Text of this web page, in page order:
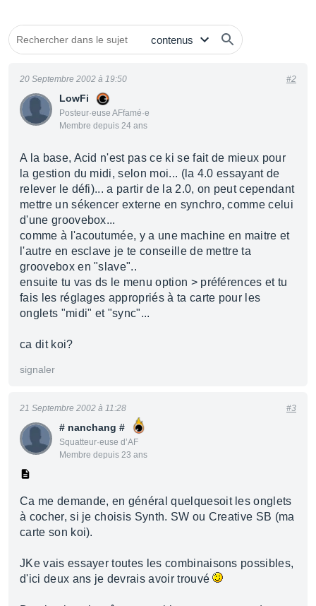
LowFi
Posteur·euse AFfamé·e
Membre depuis 24 ans
20 Septembre 2002 à 19:50 #2
A la base, Acid n'est pas ce ki se fait de mieux pour
la gestion du midi, selon moi... (la 4.0 essayant de
relever le défi)... a partir de la 2.0, on peut cependant
mettre un sékencer externe en synchro, comme celui
d'une groovebox...
comme à l'acoutumée, y a une machine en maitre et
l'autre en esclave je te conseille de mettre ta
groovebox en "slave"..
ensuite tu vas ds le menu option > préférences et tu
fais les réglages appropriés à ta carte pour les
onglets "midi" et "sync"...
ca dit koi?
signaler
# nanchang #
Squatteur·euse d’AF
Membre depuis 23 ans
21 Septembre 2002 à 11:28 #3
Ca me demande, en général quelquesoit les onglets
à cocher, si je choisis Synth. SW ou Creative SB (ma
carte son koi).
JKe vais essayer toutes les combinaisons possibles,
d'ici deux ans je devrais avoir trouvé